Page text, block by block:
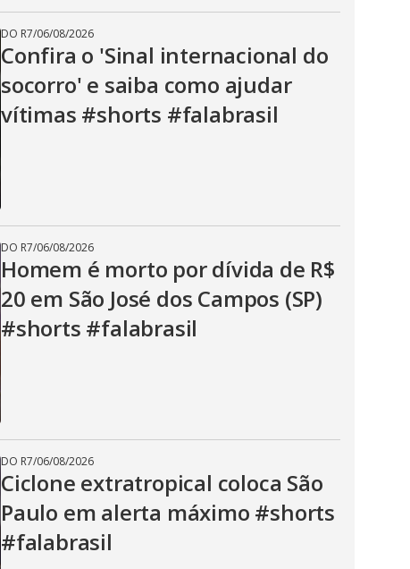
DO R7/06/08/2026
Confira o 'Sinal internacional do
socorro' e saiba como ajudar
vítimas #shorts #falabrasil
DO R7/06/08/2026
Homem é morto por dívida de R$
20 em São José dos Campos (SP)
#shorts #falabrasil
DO R7/06/08/2026
Ciclone extratropical coloca São
Paulo em alerta máximo #shorts
#falabrasil